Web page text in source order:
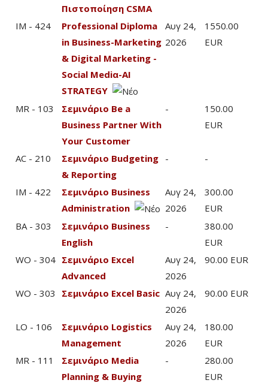
Πιστοποίηση CSMA
IM - 424
Professional Diploma
in Business-Marketing
& Digital Marketing -
Social Mediα-AI
STRATEGY
Αυγ 24,
2026
1550.00
EUR
MR - 103
Σεμινάριο Be a
Business Partner With
Your Customer
-
150.00
EUR
AC - 210
Σεμινάριο Budgeting
& Reporting
- -
IM - 422
Σεμινάριο Business
Administration
Αυγ 24,
2026
300.00
EUR
BA - 303
Σεμινάριο Business
English
-
380.00
EUR
WO - 304 Σεμινάριο Excel
Advanced
Αυγ 24,
2026
90.00 EUR
WO - 303 Σεμινάριο Excel Basic Αυγ 24,
2026
90.00 EUR
LO - 106
Σεμινάριο Logistics
Management
Αυγ 24,
2026
180.00
EUR
MR - 111
Σεμινάριο Media
Planning & Buying
-
280.00
EUR